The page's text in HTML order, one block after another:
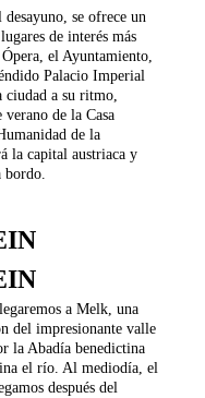
se ofrece un
de interés más
el Ayuntamiento,
Palacio Imperial
a su ritmo,
de la Casa
de la
la capital austriaca y
a Melk, una
del impresionante valle
la Abadía benedictina
el río. Al mediodía, el
después del